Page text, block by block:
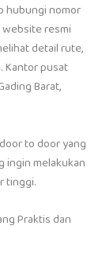
hubungi nomor
resmi
detail rute,
Kantor pusat
Barat,
to door yang
ingin melakukan
tinggi.
Praktis dan